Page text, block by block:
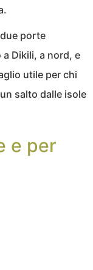
porte
Dikili, a nord, e
utile per chi
salto dalle isole
e per